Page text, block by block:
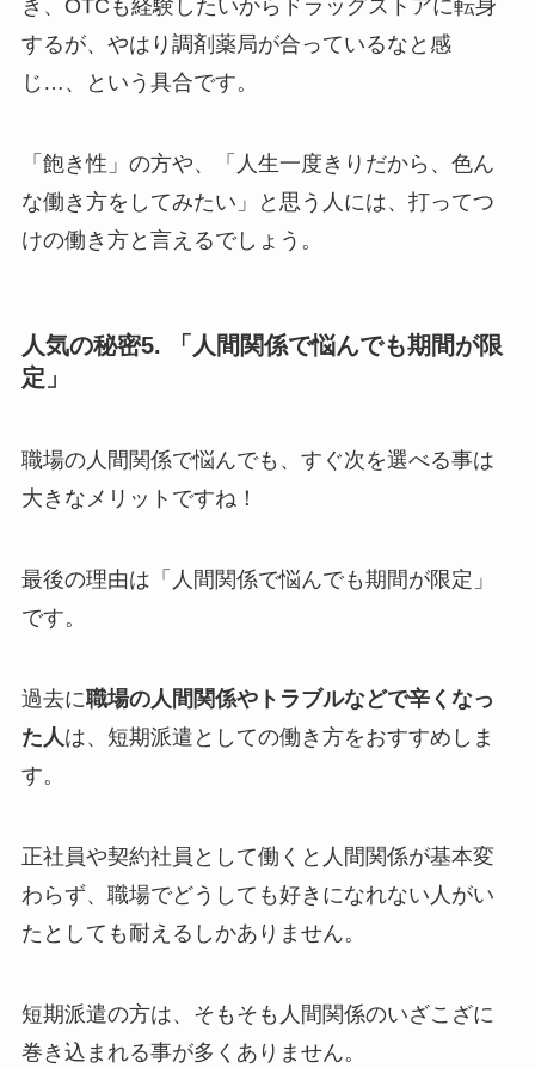
き、OTCも経験したいからドラッグストアに転身
するが、やはり調剤薬局が合っているなと感
じ…、という具合です。
「飽き性」の方や、「人生一度きりだから、色ん
な働き方をしてみたい」と思う人には、打ってつ
けの働き方と言えるでしょう。
人気の秘密5. 「人間関係で悩んでも期間が限
定」
職場の人間関係で悩んでも、すぐ次を選べる事は
大きなメリットですね！
最後の理由は「人間関係で悩んでも期間が限定」
です。
過去に職場の人間関係やトラブルなどで辛くなっ
た人 は、短期派遣としての働き方をおすすめしま
す。
正社員や契約社員として働くと人間関係が基本変
わらず、職場でどうしても好きになれない人がい
たとしても耐えるしかありません。
短期派遣の方は、そもそも人間関係のいざこざに
巻き込まれる事が多くありません。